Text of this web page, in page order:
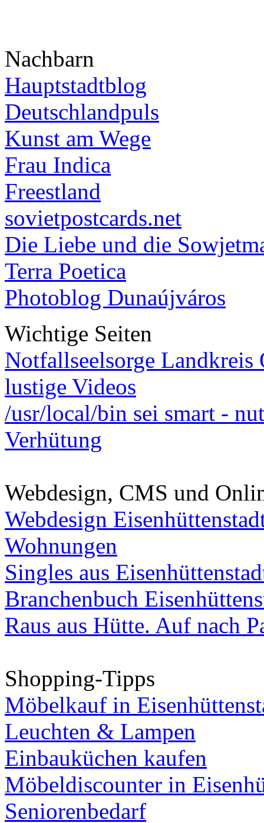
Nachbarn
Hauptstadtblog
Deutschlandpuls
Kunst am Wege
Frau Indica
Freestland
sovietpostcards.net
Die Liebe und die
Terra Poetica
Photoblog Dunaújváros
Wichtige Seiten
Notfallseelsorge Landkreis
lustige Videos
/usr/local/bin sei smart -
Verhütung
Webdesign, CMS und
Webdesign
Wohnungen
Singles aus
Branchenbuch
Raus aus Hütte. Auf nach
Shopping-Tipps
Möbelkauf in
Leuchten & Lampen
Einbauküchen kaufen
Möbeldiscounter in
Seniorenbedarf